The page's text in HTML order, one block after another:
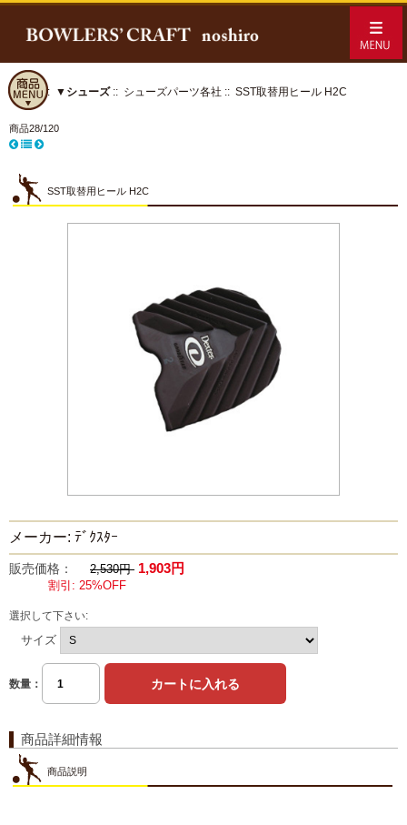
ホーム:: ▼シューズ:: シューズパーツ各社 :: SST取替用ヒール H2C
商品28/120
SST取替用ヒール H2C
メーカー: ﾃﾞｸｽﾀｰ
販売価格： 2,530円 1,903円
割引: 25%OFF
選択して下さい:
サイズ
数量：
商品詳細情報
商品説明